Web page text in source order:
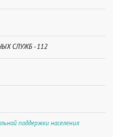
СЛУЖБ - 112
поддержки населения